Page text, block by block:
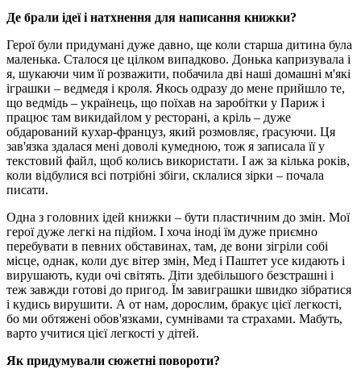
Де брали ідеї і натхнення для написання книжки?
Герої були придумані дуже давно, ще коли старша дитина була
маленька. Сталося це цілком випадково. Донька капризувала і
я, шукаючи чим її розважити, побачила дві наші домашні м'які
іграшки – ведмедя і кроля. Якось одразу до мене прийшло те,
що ведмідь – українець, що поїхав на заробітки у Париж і
працює там викидайлом у ресторані, а кріль – дуже
обдарований кухар-француз, який розмовляє, ґрасуючи. Ця
зав'язка здалася мені доволі кумедною, тож я записала її у
текстовий файл, щоб колись використати. І аж за кілька років,
коли відбулися всі потрібні збіги, склалися зірки – почала
писати.
Одна з головних ідей книжки – бути пластичним до змін. Мої
герої дуже легкі на підйом. І хоча іноді їм дуже приємно
перебувати в певних обставинах, там, де вони зігріли собі
місце, однак, коли дує вітер змін, Мед і Паштет усе кидають і
вирушають, куди очі світять. Діти здебільшого безстрашні і
теж завжди готові до пригод. Їм завиграшки швидко зібратися
і кудись вирушити. А от нам, дорослим, бракує цієї легкості,
бо ми обтяжені обов'язками, сумнівами та страхами. Мабуть,
варто учитися цієї легкості у дітей.
Як придумували сюжетні повороти?